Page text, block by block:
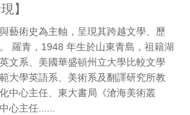
】
藝術史為主軸，呈現其跨越文學、歷
羅青，1948 年生於山東青島，祖籍湖
文系、美國華盛頓州立大學比較文學
大學英語系、美術系及翻譯研究所教
中心主任、東大書局《滄海美術叢
心主任......